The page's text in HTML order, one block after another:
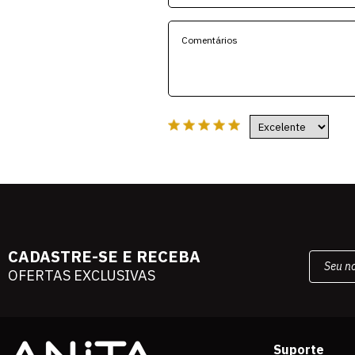
CADASTRE-SE E RECEBA
OFERTAS EXCLUSIVAS
Suporte